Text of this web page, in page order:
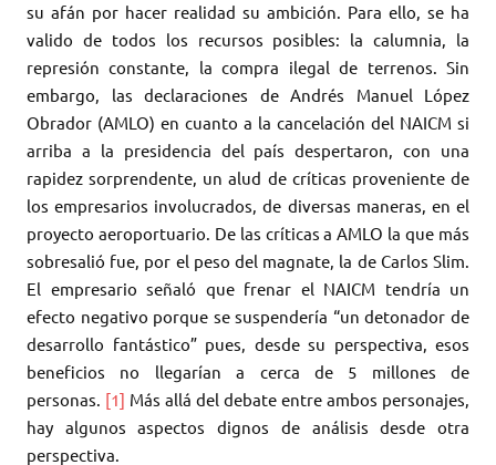
su afán por hacer realidad su ambición. Para ello, se ha
valido de todos los recursos posibles: la calumnia, la
represión constante, la compra ilegal de terrenos. Sin
embargo, las declaraciones de Andrés Manuel López
Obrador (AMLO) en cuanto a la cancelación del NAICM si
arriba a la presidencia del país despertaron, con una
rapidez sorprendente, un alud de críticas proveniente de
los empresarios involucrados, de diversas maneras, en el
proyecto aeroportuario. De las críticas a AMLO la que más
sobresalió fue, por el peso del magnate, la de Carlos Slim.
El empresario señaló que frenar el NAICM tendría un
efecto negativo porque se suspendería “un detonador de
desarrollo fantástico” pues, desde su perspectiva, esos
beneficios no llegarían a cerca de 5 millones de
personas. [1] Más allá del debate entre ambos personajes,
hay algunos aspectos dignos de análisis desde otra
perspectiva.